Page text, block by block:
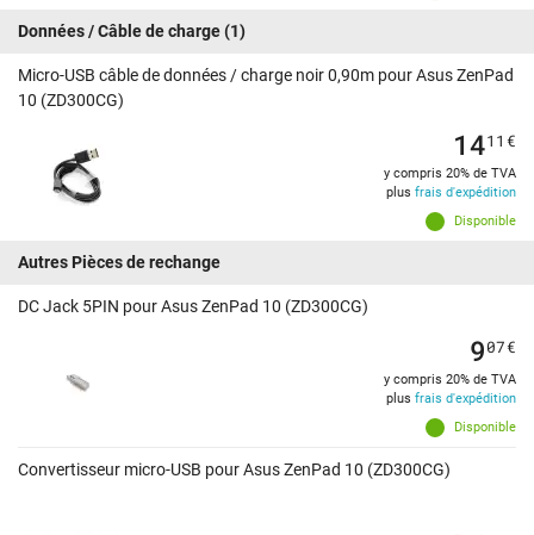
Données / Câble de charge(1)
Micro-USB câble de données / charge noir 0,90m pour Asus ZenPad
10 (ZD300CG)
Disponible
1411 €
y compris 20% de TVA
plus frais d'expédition
Autres Pièces de rechange
DC Jack 5PIN pour Asus ZenPad 10 (ZD300CG)
Disponible
907€
y compris 20% de TVA
plus frais d'expédition
Convertisseur micro-USB pour Asus ZenPad 10 (ZD300CG)